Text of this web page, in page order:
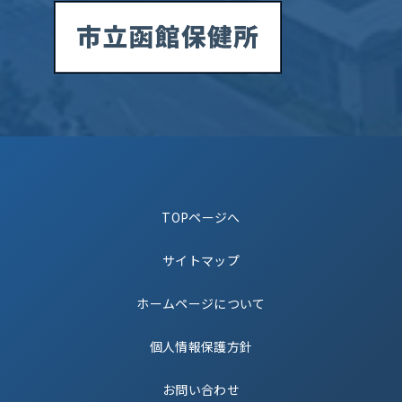
TOPページへ
サイトマップ
ホームページについて
個人情報保護方針
お問い合わせ